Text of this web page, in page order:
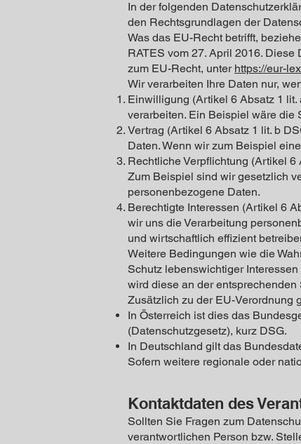
In der folgenden
den Rechtsgrundlagen der
Was das EU-Recht betrifft,
RATES vom 27. April 2016.
zum EU-Recht, unter https://eur-
Wir verarbeiten Ihre Daten nur,
Einwilligung (Artikel 6 Absatz 1
verarbeiten. Ein Beispiel wäre die
Vertrag (Artikel 6 Absatz 1 lit. b
Daten. Wenn wir zum Beispiel
Rechtliche Verpflichtung (Artikel 6
Zum Beispiel sind wir gesetzlich
personenbezogene Daten.
Berechtigte Interessen (Artikel 6
wir uns die Verarbeitung
und wirtschaftlich effizient
Weitere Bedingungen wie die
Schutz lebenswichtiger
wird diese an der
Zusätzlich zu der EU-Verordnung
In Österreich ist dies das
(Datenschutzgesetz), kurz DSG.
In Deutschland gilt das
Sofern weitere regionale oder
Kontaktdaten des
Sollten Sie Fragen zum
verantwortlichen Person bzw.